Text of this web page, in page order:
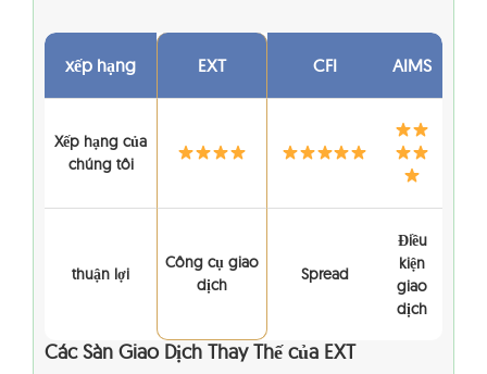
xếp hạng EXT CFI AIMS
Xếp hạng của
chúng tôi
thuận lợi
Công cụ giao
dịch
Spread
Điều
kiện
giao
dịch
Các Sàn Giao Dịch Thay Thế của EXT